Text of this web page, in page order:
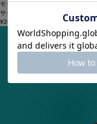
モッサコート
サイズ：1
¥26,730